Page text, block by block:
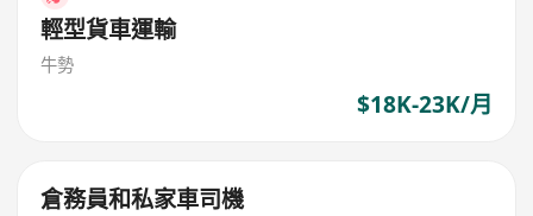
輕型貨車運輸
牛勢
$18K-23K/月
倉務員和私家車司機